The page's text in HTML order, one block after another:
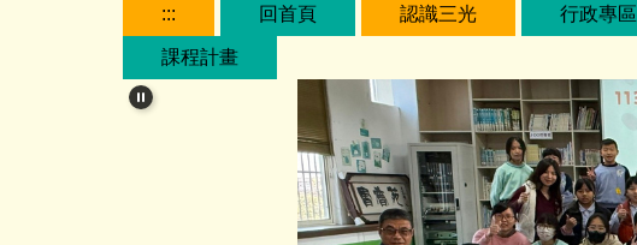
::: 回首頁 認識三光 行政專區
課程計畫